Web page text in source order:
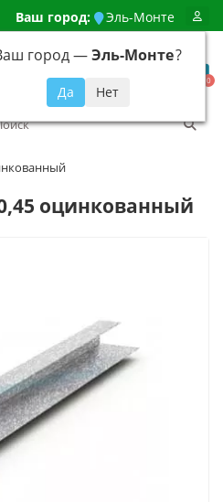
Ваш город: Эль-Монте
город —Эль-Монте?
92-94
0
оцинкованный